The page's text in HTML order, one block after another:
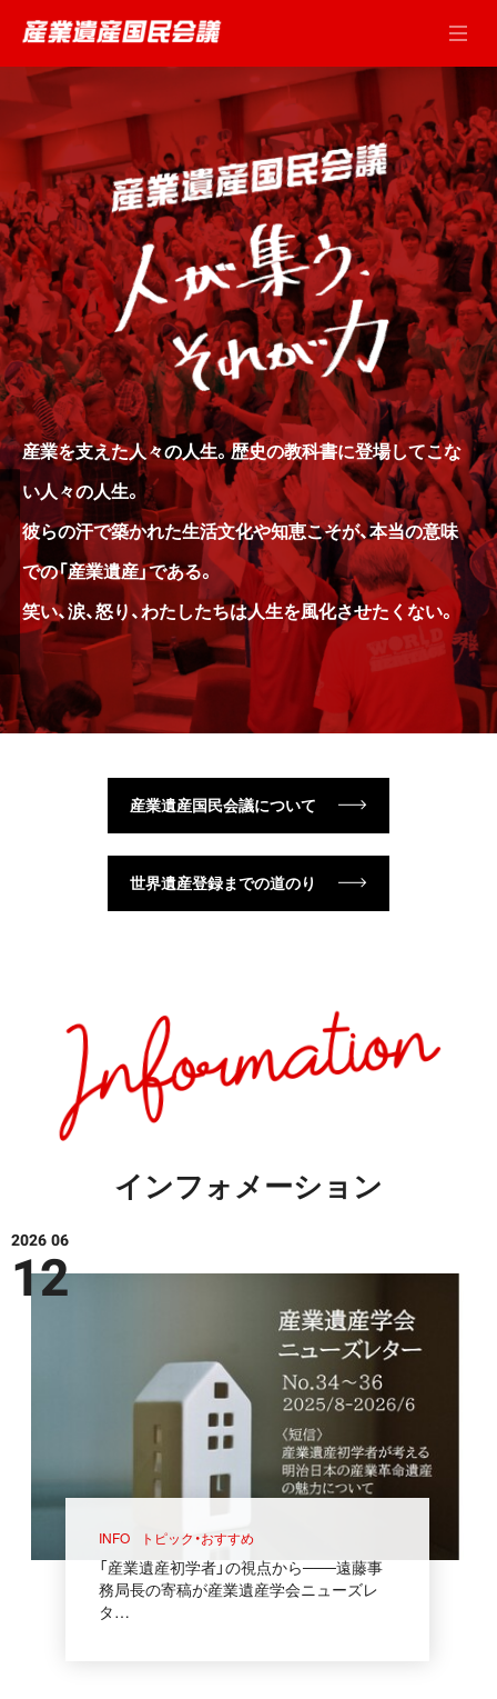
産業を支えた人々の人生。歴史の教科書に登場してこな
い人々の人生。
彼らの汗で築かれた生活文化や知恵こそが、本当の意味
での「産業遺産」である。
笑い、涙、怒り、わたしたちは人生を風化させたくない。
産業遺産国民会議について
世界遺産登録までの道のり
インフォメーション
2026 06
12
INFO トピック・おすすめ
「産業遺産初学者」の視点から───遠藤事
務局長の寄稿が産業遺産学会ニューズレ
タ…